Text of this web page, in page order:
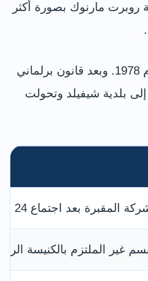
روبرت مارنوك بصورة أكثر
استمرت عمليات الدفن حتى عام 1978. وبعد قانون برلماني
إلى بلدية شيفيلد وتحولت
بعد اجتماع 24 من رجال شيفيلد
غير الملتزم بالكنيسة